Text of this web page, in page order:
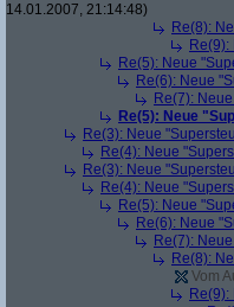
14.01.2007, 21:14:48)
Re(8):
Re(5): Neue
Re(6): Neue
Re(7):
Re(5): Neue
Re(3): Neue
Re(4): Neue
Re(3): Neue
Re(4): Neue
Re(5): Neue
Re(6): Neue
Re(7):
Re(8):
Vom